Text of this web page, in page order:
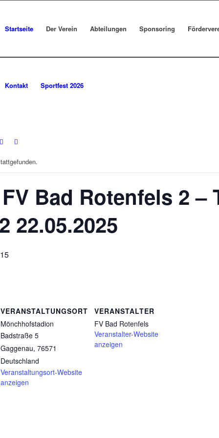
Startseite Der Verein Abteilungen Sponsoring
Kontakt Sportfest 2026
Bad Rotenfels 2 –
22.05.2025
VERANSTALTUNGSORT
Mönchhofstadion
Badstraße 5
Gaggenau, 76571
Deutschland
Veranstaltungsort-Website
anzeigen
VERANSTALTER
FV Bad Rotenfels
Veranstalter-Website
anzeigen